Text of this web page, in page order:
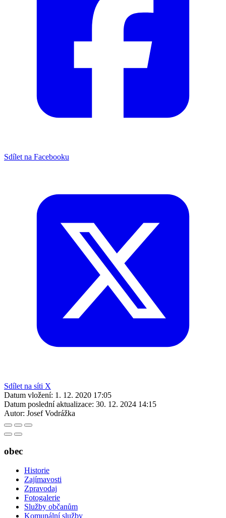
Sdílet na Facebooku
Sdílet na síti X
Datum vložení: 1. 12. 2020 17:05
Datum poslední aktualizace: 30. 12. 2024 14:15
Autor: Josef Vodrážka
obec
Historie
Zajímavosti
Zpravodaj
Fotogalerie
Služby občanům
Komunální služby